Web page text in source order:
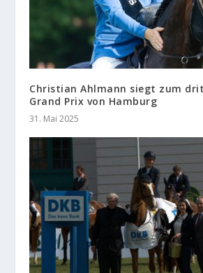
Christian Ahlmann siegt zum
Grand Prix von Hamburg
31. Mai 2025